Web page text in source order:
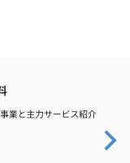
業と主力サービス紹介